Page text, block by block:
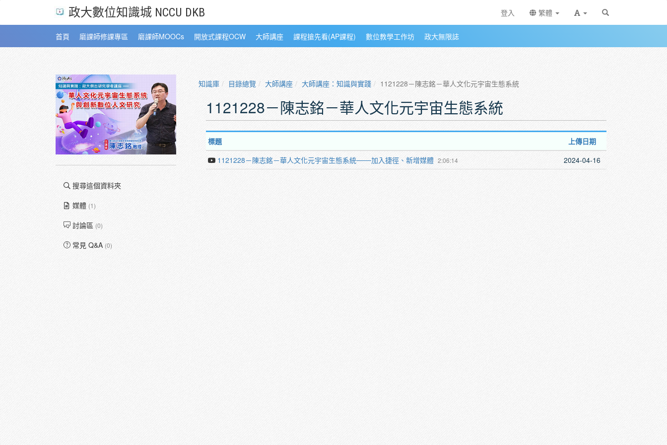
政大數位知識城 NCCU DKB 登入 繁體
首頁 磨課師修課專區 磨課師MOOCs 開放式課程OCW 大師講座 課程搶先看(AP課程) 數位教學工作坊 政大無限誌
搜尋這個資料夾
媒體 (1)
討論區 (0)
常見 Q&A (0)
知識庫 目錄總覽 大師講座 大師講座：知識與實踐 1121228－陳志銘－華人文化元宇宙生態系統
1121228－陳志銘－華人文化元宇宙生態系統
標題 上傳日期
2:06:14
1121228－陳志銘－華人文化元宇宙生態系統───加入捷徑、新增媒體 2024-04-16